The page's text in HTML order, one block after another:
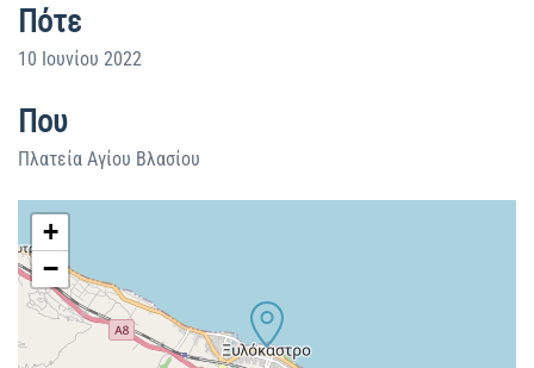
Πότε
10 Ιουνίου 2022
Που
Πλατεία Αγίου Βλασίου
+
−